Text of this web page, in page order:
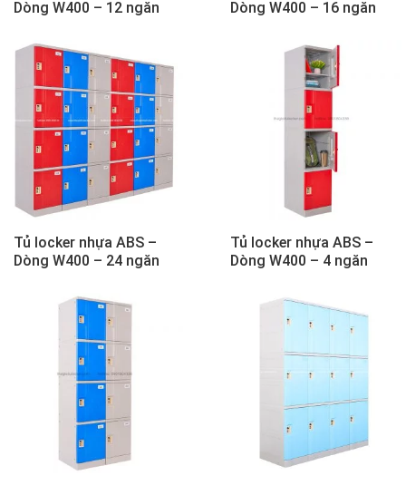
Dòng W400 – 12 ngăn
Dòng W400 – 16 ngăn
Tủ locker nhựa ABS –
Dòng W400 – 24 ngăn
Tủ locker nhựa ABS –
Dòng W400 – 4 ngăn